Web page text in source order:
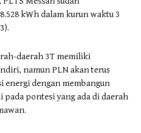
kWh dalam kurun waktu 3
daerah 3T memiliki
namun PLN akan terus
energi dengan membangun
pada pontesi yang ada di daerah